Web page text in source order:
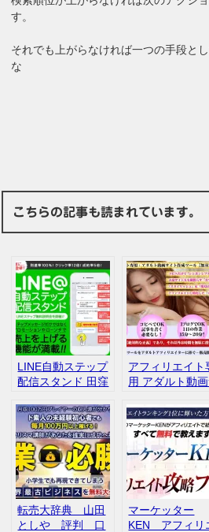
す。
それでも上がらなければ一つの手段と
な
こちらの記事も読まれています。
LINE自動ステップ
配信スタンド 田窪
説明会 評判 口
コミ
アフィリエイト
用 アダルト動
【無双マイスタ
ー】 評判 口
転売大辞典 山田
としや 評判 口
マーケッター
KEN アフィリ